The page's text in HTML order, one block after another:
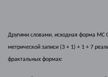
Другими словами, исходная форма МС
метрической записи (3 + 1) + 1 + 7
фрактальных формах: